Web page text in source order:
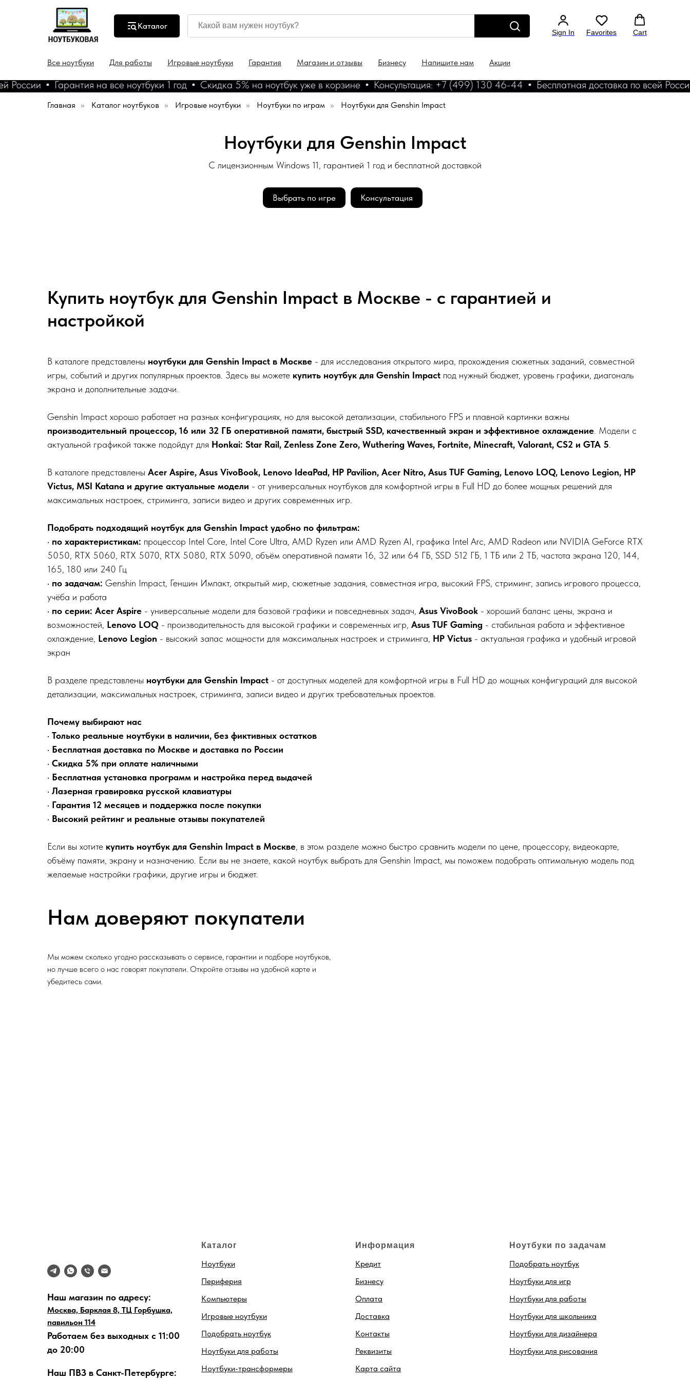
Каталог
Sign In Favorites Cart
Все ноутбуки Для работы Игровые ноутбуки Гарантия Магазин и отзывы Бизнесу Напишите нам Акции
Гарантия на все ноутбуки 1 год Скидка 5% на ноутбук уже в корзине Консультация: +7 (499) 130 46-44 Бесплатная доставка по всей России
Главная » Каталог ноутбуков » Игровые ноутбуки » Ноутбуки по играм » Ноутбуки для Genshin Impact
Ноутбуки для Genshin Impact
С лицензионным Windows 11, гарантией 1 год и бесплатной доставкой
Выбрать по игре Консультация
Купить ноутбук для Genshin Impact в Москве - с гарантией и
настройкой
В каталоге представлены ноутбуки для Genshin Impact в Москве - для исследования открытого мира, прохождения сюжетных заданий, совместной
игры, событий и других популярных проектов. Здесь вы можете купить ноутбук для Genshin Impact под нужный бюджет, уровень графики, диагональ
экрана и дополнительные задачи.
Genshin Impact хорошо работает на разных конфигурациях, но для высокой детализации, стабильного FPS и плавной картинки важны
производительный процессор, 16 или 32 ГБ оперативной памяти, быстрый SSD, качественный экран и эффективное охлаждение . Модели с
актуальной графикой также подойдут для Honkai: Star Rail, Zenless Zone Zero, Wuthering Waves, Fortnite, Minecraft, Valorant, CS2 и GTA 5
В каталоге представлены Acer Aspire, Asus VivoBook, Lenovo IdeaPad, HP Pavilion, Acer Nitro, Asus TUF Gaming, Lenovo LOQ, Lenovo Legion, HP
Victus, MSI Katana и другие актуальные модели - от универсальных ноутбуков для комфортной игры в Full HD до более мощных решений для
максимальных настроек, стриминга, записи видео и других современных игр.
Подобрать подходящий ноутбук для Genshin Impact удобно по фильтрам:
• по характеристикам: процессор Intel Core, Intel Core Ultra, AMD Ryzen или AMD Ryzen AI, графика Intel Arc, AMD Radeon или NVIDIA GeForce RTX
5050, RTX 5060, RTX 5070, RTX 5080, RTX 5090, объём оперативной памяти 16, 32 или 64 ГБ, SSD 512 ГБ, 1 ТБ или 2 ТБ, частота экрана 120, 144,
165, 180 или 240 Гц
• по задачам: Genshin Impact, Геншин Импакт, открытый мир, сюжетные задания, совместная игра, высокий FPS, стриминг, запись игрового процесса,
учёба и работа
• по серии: Acer Aspire - универсальные модели для базовой графики и повседневных задач, Asus VivoBook - хороший баланс цены, экрана и
возможностей, Lenovo LOQ - производительность для высокой графики и современных игр, Asus TUF Gaming - стабильная работа и эффективное
охлаждение, Lenovo Legion - высокий запас мощности для максимальных настроек и стриминга, HP Victus - актуальная графика и удобный игровой
экран
В разделе представлены ноутбуки для Genshin Impact - от доступных моделей для комфортной игры в Full HD до мощных конфигураций для высокой
детализации, максимальных настроек, стриминга, записи видео и других требовательных проектов.
Почему выбирают нас
• Только реальные ноутбуки в наличии, без фиктивных остатков
• Бесплатная доставка по Москве и доставка по России
• Скидка 5% при оплате наличными
• Бесплатная установка программ и настройка перед выдачей
• Лазерная гравировка русской клавиатуры
• Гарантия 12 месяцев и поддержка после покупки
• Высокий рейтинг и реальные отзывы покупателей
Если вы хотите купить ноутбук для Genshin Impact в Москве, в этом разделе можно быстро сравнить модели по цене, процессору, видеокарте,
объёму памяти, экрану и назначению. Если вы не знаете, какой ноутбук выбрать для Genshin Impact, мы поможем подобрать оптимальную модель под
желаемые настройки графики, другие игры и бюджет.
Нам доверяют покупатели
Мы можем сколько угодно рассказывать о сервисе, гарантии и подборе ноутбуков,
но лучше всего о нас говорят покупатели. Откройте отзывы на удобной карте и
убедитесь сами.
Наш магазин по адресу:
Москва, Барклая 8, ТЦ Горбушка,
павильон 114
Работаем без выходных с 11:00
до 20:00
Наш ПВЗ в Санкт-Петербурге:
Каталог
Ноутбуки
Периферия
Компьютеры
Игровые ноутбуки
Подобрать ноутбук
Ноутбуки для работы
Ноутбуки-трансформеры
Информация
Кредит
Бизнесу
Оплата
Доставка
Контакты
Реквизиты
Карта сайта
Ноутбуки по задачам
Подобрать ноутбук
Ноутбуки для игр
Ноутбуки для работы
Ноутбуки для школьника
Ноутбуки для дизайнера
Ноутбуки для рисования